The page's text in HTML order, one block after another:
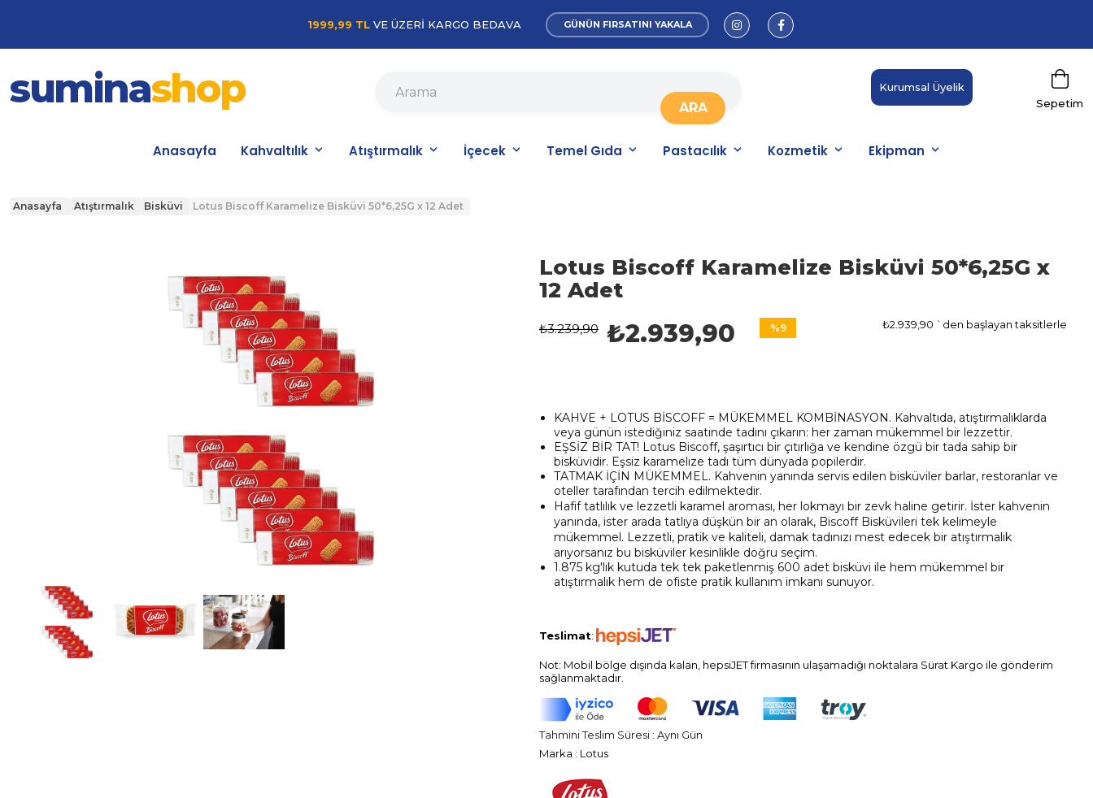
1999,99 TL VE ÜZERİ KARGO BEDAVA GÜNÜN FIRSATINI YAKALA
suminashop Sepetim
Kurumsal Üyelik
Anasayfa Kahvaltılık Atıştırmalık İçecek Temel Gıda Pastacılık Kozmetik Ekipman
Anasayfa Atıştırmalık Bisküvi Lotus Biscoff Karamelize Bisküvi 50*6,25G x 12 Adet
Lotus Biscoff Karamelize Bisküvi 50*6,25G x
12 Adet
₺3.239,90 ₺2.939,90 %9
₺2.939,90 `den başlayan taksitlerle
KAHVE + LOTUS BİSCOFF = MÜKEMMEL KOMBİNASYON. Kahvaltıda, atıştırmalıklarda
veya günün istediğiniz saatinde tadını çıkarın: her zaman mükemmel bir lezzettir.
EŞSİZ BİR TAT! Lotus Biscoff, şaşırtıcı bir çıtırlığa ve kendine özgü bir tada sahip bir
bisküvidir. Eşsiz karamelize tadı tüm dünyada popilerdir.
TATMAK İÇİN MÜKEMMEL. Kahvenin yanında servis edilen bisküviler barlar, restoranlar ve
oteller tarafından tercih edilmektedir.
Hafif tatlılık ve lezzetli karamel aroması, her lokmayı bir zevk haline getirir. İster kahvenin
yanında, ister arada tatlıya düşkün bir an olarak, Biscoff Bisküvileri tek kelimeyle
mükemmel. Lezzetli, pratik ve kaliteli, damak tadınızı mest edecek bir atıştırmalık
arıyorsanız bu bisküviler kesinlikle doğru seçim.
1.875 kg'lık kutuda tek tek paketlenmiş 600 adet bisküvi ile hem mükemmel bir
atıştırmalık hem de ofiste pratik kullanım imkanı sunuyor.
Teslimat:
Not: Mobil bölge dışında kalan, hepsiJET firmasının ulaşamadığı noktalara Sürat Kargo ile gönderim
sağlanmaktadır.
Tahmini Teslim Süresi : Aynı Gün
Marka : Lotus